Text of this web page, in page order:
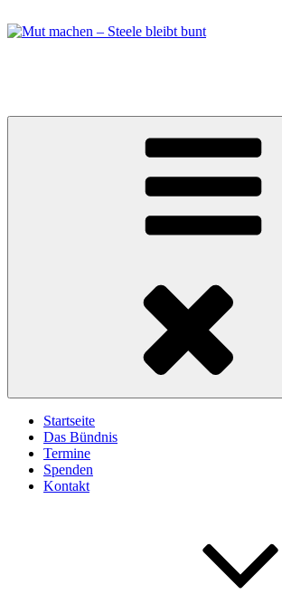
Inhalt
Startseite
Das Bündnis
Termine
Spenden
Kontakt